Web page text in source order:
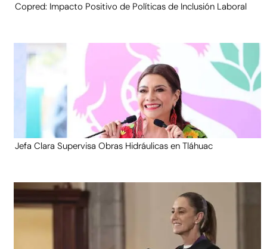
Copred: Impacto Positivo de Políticas de Inclusión Laboral
Jefa Clara Supervisa Obras Hidráulicas en Tláhuac